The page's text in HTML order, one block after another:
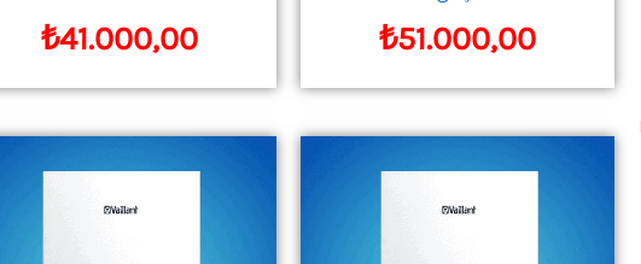
₺41.000,00 ₺51.000,00